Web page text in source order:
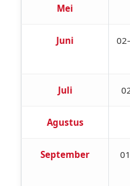
Mei
Juni
Juli
Agustus
September